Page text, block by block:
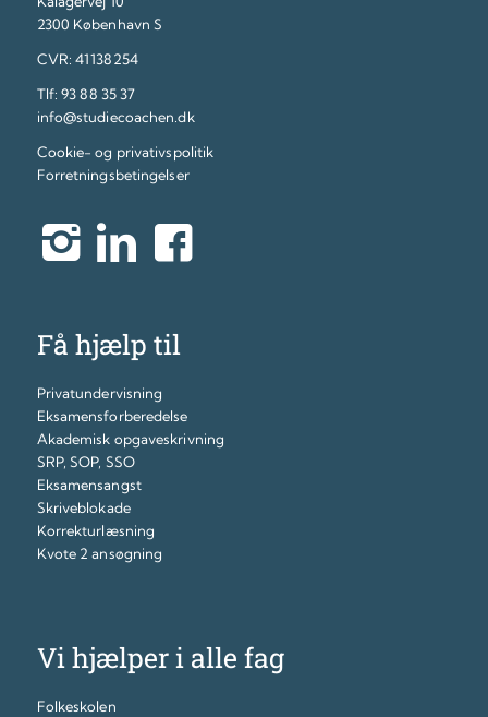
2300 København S
CVR: 41138254
Tlf:93 88 35 37
info@studiecoachen.dk
Cookie- og privativspolitik
Forretningsbetingelser
Få hjælp til
Privatundervisning
Eksamensforberedelse
Akademisk opgaveskrivning
SRP, SOP, SSO
Eksamensangst
Skriveblokade
Korrekturlæsning
Kvote 2 ansøgning
Vi hjælper i alle fag
Folkeskolen